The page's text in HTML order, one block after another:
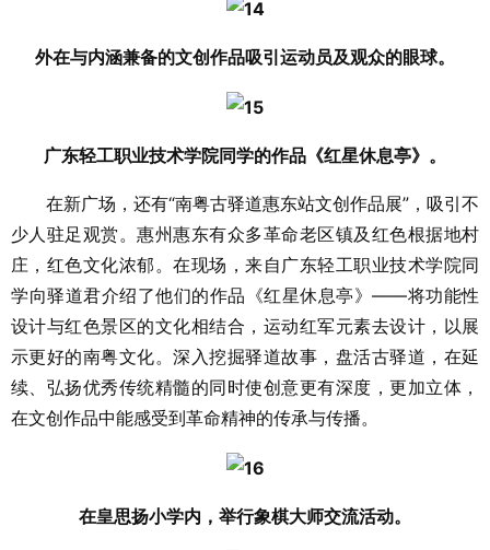
外在与内涵兼备的文创作品吸引运动员及观众的眼球。
广东轻工职业技术学院同学的作品《红星休息亭》。
在新广场，还有“南粤古驿道惠东站文创作品展”，吸引不
少人驻足观赏。惠州惠东有众多革命老区镇及红色根据地村
庄，红色文化浓郁。在现场，来自广东轻工职业技术学院同
学向驿道君介绍了他们的作品《红星休息亭》——将功能性
设计与红色景区的文化相结合，运动红军元素去设计，以展
示更好的南粤文化。深入挖掘驿道故事，盘活古驿道，在延
续、弘扬优秀传统精髓的同时使创意更有深度，更加立体，
在文创作品中能感受到革命精神的传承与传播。
在皇思扬小学内，举行象棋大师交流活动。